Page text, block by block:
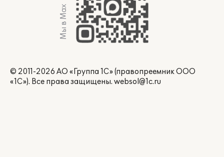
Мы в Max
© 2011-2026 АО «Группа 1С» (правопреемник ООО
«1С»). Все права защищены. websol@1c.ru